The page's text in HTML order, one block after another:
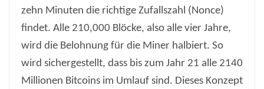
zehn Minuten die richtige Zufallszahl (Nonce)
findet. Alle 210,000 Blöcke, also alle vier Jahre,
wird die Belohnung für die Miner halbiert. So
wird sichergestellt, dass bis zum Jahr 21 alle 2140
Millionen Bitcoins im Umlauf sind. Dieses Konzept